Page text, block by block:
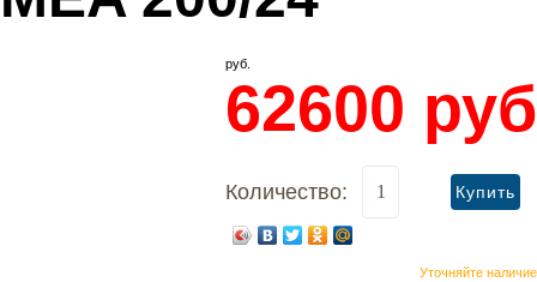
руб.
62600 руб
Количество:
Уточняйте наличие